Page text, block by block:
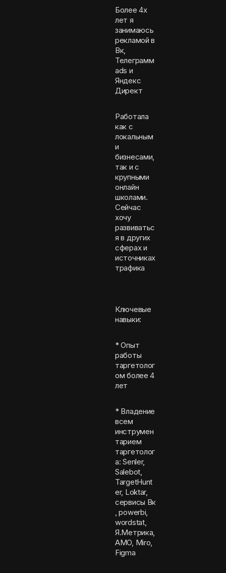
Более 4х
лет я
занимаюсь
рекламой в
Вк,
Телеграмм
ads и
Яндекс
Директ
Работала
как с
локальным
и
бизнесами,
так и с
крупными
онлайн
школами.
Сейчас
хочу
развиватьс
я в других
сферах и
источниках
трафика
Ключевые
навыки:
* Опыт
работы
таргетолог
ом более 4
лет
* Владение
всем
инструмен
тарием
таргетолог
а: Senler,
Salebot,
TargetHunt
er, Loktar,
сервисы Вк
, powerbi,
wordstat,
Я.Метрика,
AMO, Miro,
Figma